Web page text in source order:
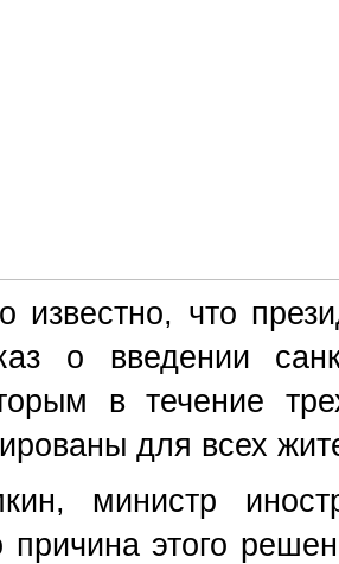
известно, что
о введении
в течение
для всех
министр
причина этого